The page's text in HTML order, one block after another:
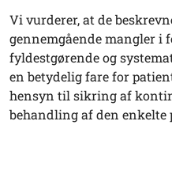
Vi vurderer, at de
gennemgående mangler i
fyldestgørende og
en betydelig fare for
hensyn til sikring af
behandling af den enkelte